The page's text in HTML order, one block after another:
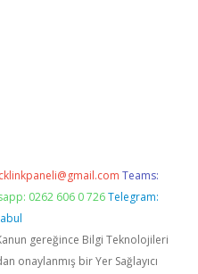
Teams:
0262 606 0 726 Telegram:
gereğince Bilgi Teknolojileri
onaylanmış bir Yer Sağlayıcı